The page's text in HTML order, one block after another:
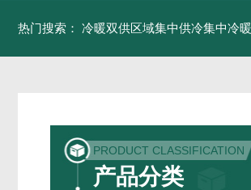
热门搜索： 冷暖双供区域集中供冷集中冷
PRODUCT CLASSIFICATION
产品分类